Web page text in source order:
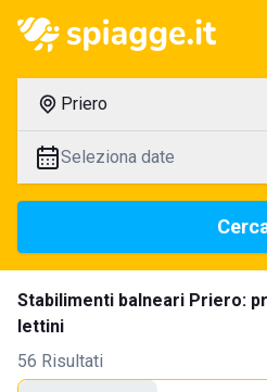
Priero
Seleziona date
Stabilimenti balneari Priero:
lettini
56 Risultati